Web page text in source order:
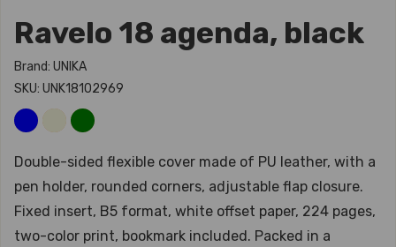
Ravelo 18 agenda, black
Brand: UNIKA
SKU: UNK18102969
Double-sided flexible cover made of PU leather, with a
pen holder, rounded corners, adjustable flap closure.
Fixed insert, B5 format, white offset paper, 224 pages,
two-color print, bookmark included. Packed in a